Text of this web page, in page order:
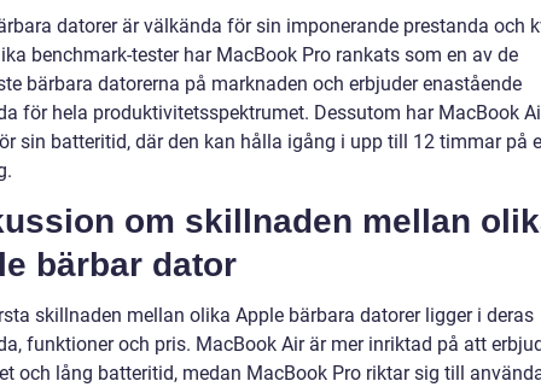
datorer är välkända för sin imponerande prestanda och
benchmark-tester har MacBook Pro rankats som en av de
bärbara datorerna på marknaden och erbjuder enastående
för hela produktivitetsspektrumet. Dessutom har MacBook
sin batteritid, där den kan hålla igång i upp till 12 timmar på
om skillnaden mellan
bärbar dator
skillnaden mellan olika Apple bärbara datorer ligger i deras
funktioner och pris. MacBook Air är mer inriktad på att
och lång batteritid, medan MacBook Pro riktar sig till